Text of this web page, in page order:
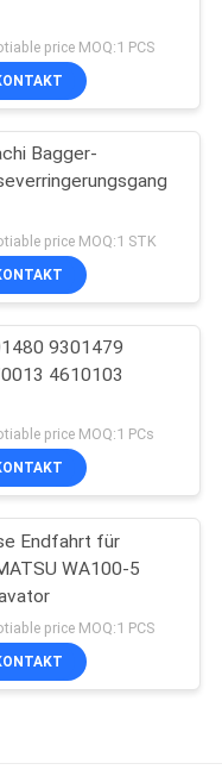
price MOQ:1 PCS
Bagger-
price MOQ:1 STK
9301479
4610103
price MOQ:1 PCs
Endfahrt für
WA100-5
price MOQ:1 PCS